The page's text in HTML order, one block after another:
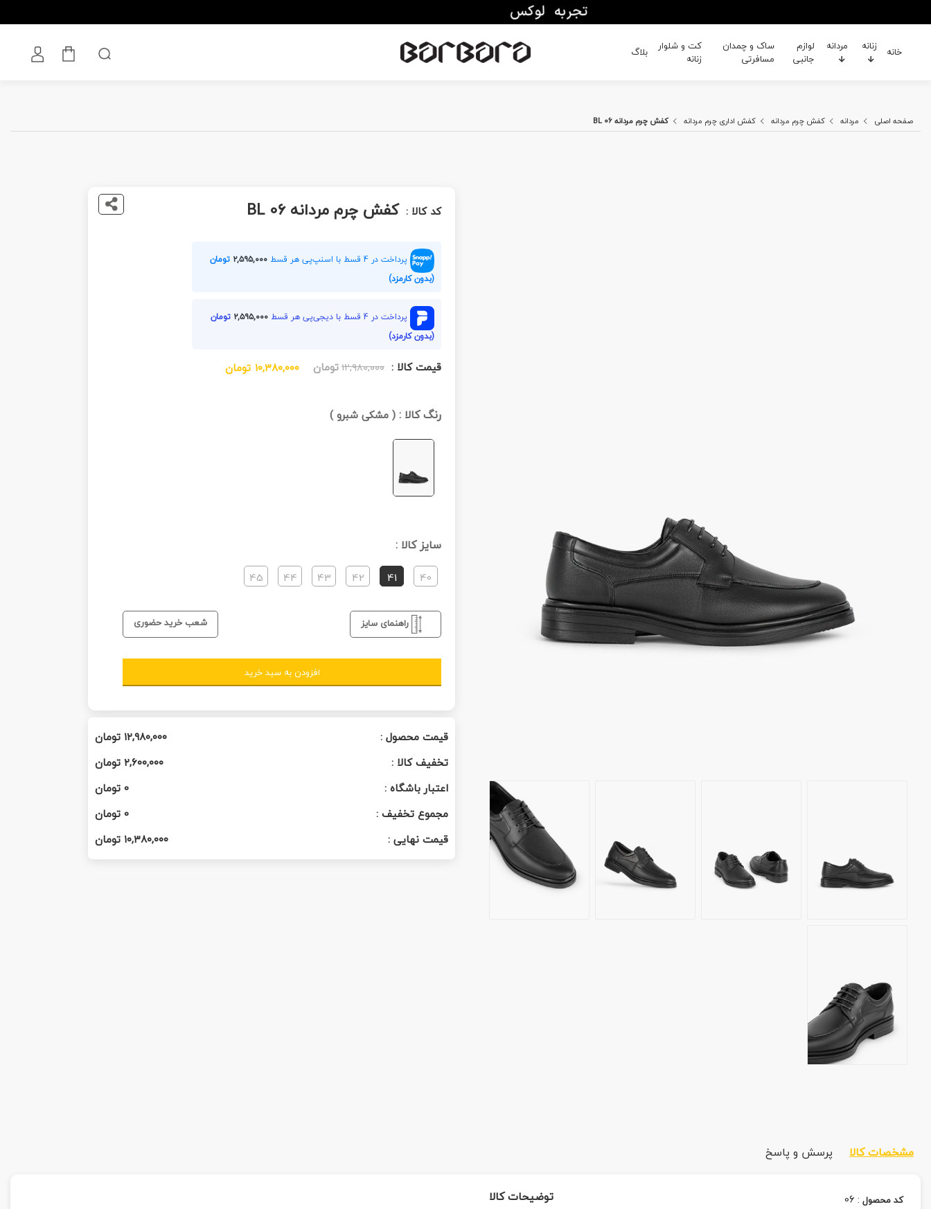
خانه زنانه مردانه
لوازم
جانبی
ساک و چمدان
مسافرتی
کت و شلوار
زنانه
بلاگ
صفحه اصلی مردانه کفش چرم مردانه کفش اداری چرم مردانه کفش چرم مردانه BL 06
کد کالا : کفش چرم مردانه BL 06
پرداخت در 4 قسط با اسنپ‌پی هر قسط ۲,۵۹۵,۰۰۰ تومان
(بدون کارمزد)
پرداخت در 4 قسط با دیجی‌پی هر قسط ۲,۵۹۵,۰۰۰ تومان
(بدون کارمزد)
قیمت کالا : ۱۲,۹۸۰,۰۰۰تومان ۱۰,۳۸۰,۰۰۰ تومان
رنگ کالا :(مشکی شبرو)
سایز کالا :
40
41
42
43
44
45
راهنمای سایز شعب خرید حضوری
افزودن به سبد خرید
قیمت محصول : ۱۲,۹۸۰,۰۰۰ تومان
تخفیف کالا :
۲,۶۰۰,۰۰۰تومان
اعتبار باشگاه :
0تومان
مجموع تخفیف :
0تومان
قیمت نهایی :
۱۰,۳۸۰,۰۰۰ تومان
مشخصات کالا پرسش و پاسخ
کد محصول :
06 توضیحات کالا